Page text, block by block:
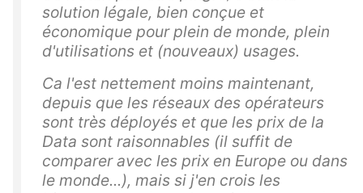
solution légale, bien conçue et
économique pour plein de monde, plein
d'utilisations et (nouveaux) usages.
Ca l'est nettement moins maintenant,
depuis que les réseaux des opérateurs
sont très déployés et que les prix de la
Data sont raisonnables (il suffit de
comparer avec les prix en Europe ou dans
le monde...), mais si j'en crois les